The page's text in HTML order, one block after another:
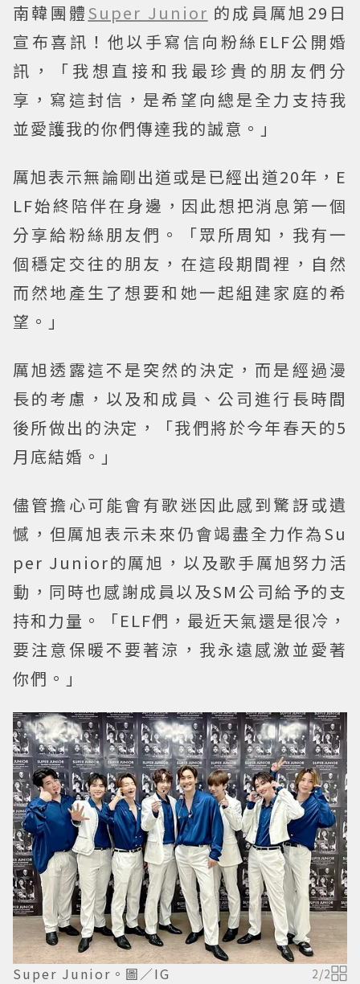
南韓團體Super Junior 的成員厲旭29日
宣布喜訊！他以手寫信向粉絲ELF公開婚
訊，「我想直接和我最珍貴的朋友們分
享，寫這封信，是希望向總是全力支持我
並愛護我的你們傳達我的誠意。」
厲旭表示無論剛出道或是已經出道20年，E
LF始終陪伴在身邊，因此想把消息第一個
分享給粉絲朋友們。「眾所周知，我有一
個穩定交往的朋友，在這段期間裡，自然
而然地產生了想要和她一起組建家庭的希
望。」
厲旭透露這不是突然的決定，而是經過漫
長的考慮，以及和成員、公司進行長時間
後所做出的決定，「我們將於今年春天的5
月底結婚。」
儘管擔心可能會有歌迷因此感到驚訝或遺
憾，但厲旭表示未來仍會竭盡全力作為Su
per Junior的厲旭，以及歌手厲旭努力活
動，同時也感謝成員以及SM公司給予的支
持和力量。「ELF們，最近天氣還是很冷，
要注意保暖不要著涼，我永遠感激並愛著
你們。」
Super Junior。圖／IG 2/2